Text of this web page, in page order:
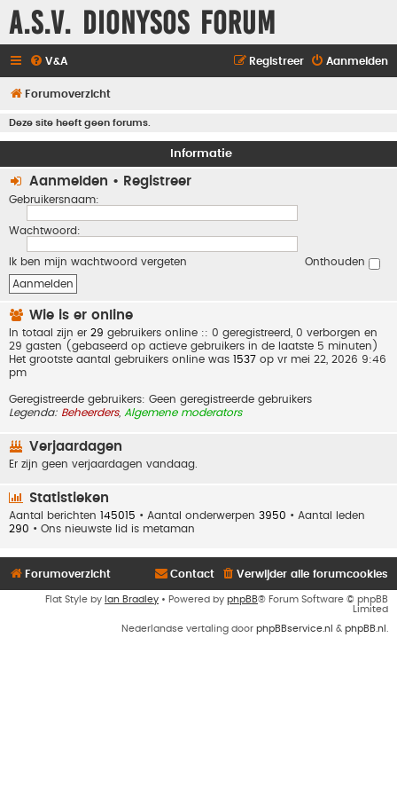
A.S.V. Dionysos Forum
V&A Aanmelden
Registreer
Forumoverzicht
Deze site heeft geen forums.
Informatie
Aanmelden • Registreer
Gebruikersnaam:
Wachtwoord:
Ik ben mijn wachtwoord vergeten Onthouden
Wie is er online
In totaal zijn er 29 gebruikers online :: 0 geregistreerd, 0 verborgen en
29 gasten (gebaseerd op actieve gebruikers in de laatste 5 minuten)
Het grootste aantal gebruikers online was 1537 op vr mei 22, 2026 9:46
pm
Geregistreerde gebruikers: Geen geregistreerde gebruikers
Legenda: Beheerders, Algemene moderators
Verjaardagen
Er zijn geen verjaardagen vandaag.
Statistieken
Aantal berichten 145015 • Aantal onderwerpen 3950 • Aantal leden
290 • Ons nieuwste lid is metaman
Forumoverzicht Verwijder alle forumcookies
Contact
Flat Style by Ian Bradley • Powered by phpBB® Forum Software © phpBB
Limited
Nederlandse vertaling door phpBBservice.nl & phpBB.nl